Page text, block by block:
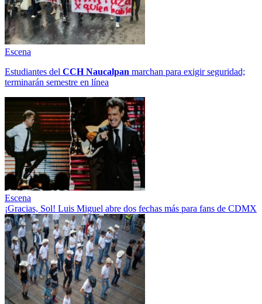
Escena
Estudiantes del CCH Naucalpan marchan para exigir seguridad;
terminarán semestre en línea
Escena
¡Gracias, Sol! Luis Miguel abre dos fechas más para fans de CDMX